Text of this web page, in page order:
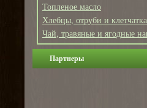
Топленое масло
Хлебцы, отруби и клетчатка
Чай, травяные и ягодные
Партнеры